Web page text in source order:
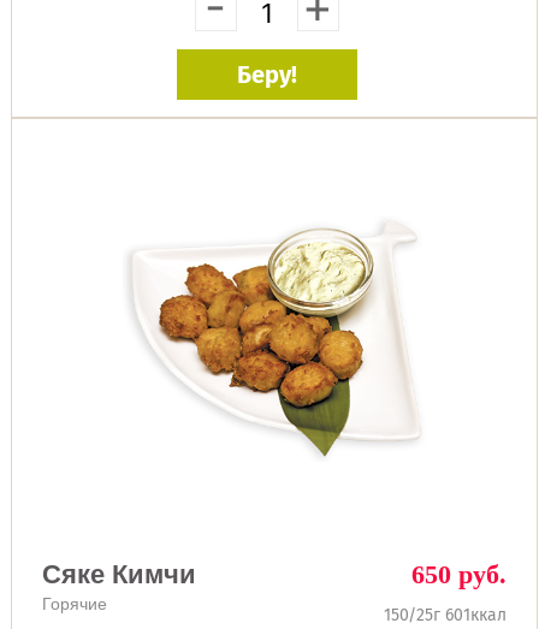
Беру!
Сяке Кимчи
Горячие
650 руб.
150/25г 601ккал